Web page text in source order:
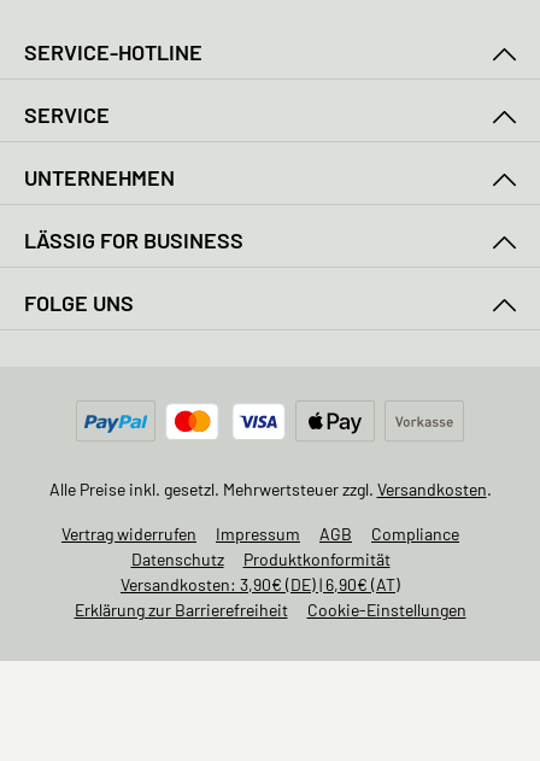
SERVICE-HOTLINE
SERVICE
UNTERNEHMEN
LÄSSIG FOR BUSINESS
FOLGE UNS
Alle Preise inkl. gesetzl. Mehrwertsteuer zzgl. Versandkosten.
Vertrag widerrufen Impressum AGB
Compliance
Datenschutz
Produktkonformität
Versandkosten: 3,90€ (DE) | 6,90€ (AT)
Erklärung zur Barrierefreiheit
Cookie-Einstellungen